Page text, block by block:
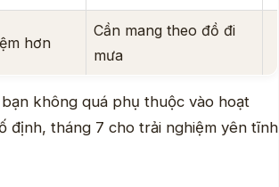
hơn
Cần mang theo đồ đi
mưa
không quá phụ thuộc vào hoạt
định, tháng 7 cho trải nghiệm yên tĩnh